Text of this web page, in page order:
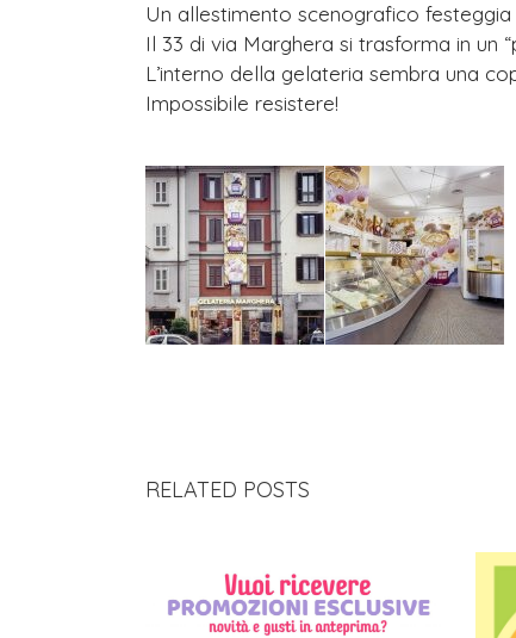
Un allestimento scenografico festeggia
Il 33 di via Marghera si trasforma in un
L’interno della gelateria sembra una
Impossibile resistere!
RELATED POSTS